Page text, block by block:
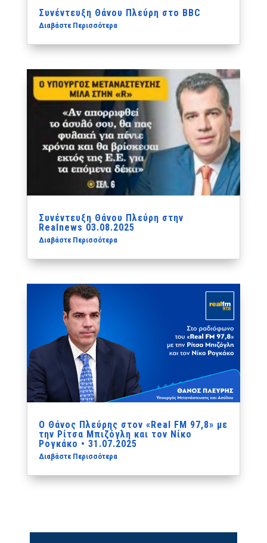
Συνέντευξη Θάνου Πλεύρη στο BBC
Διαβάστε Περισσότερα
Συνέντευξη Θάνου Πλεύρη στην
Realnews 03.08.2025
Διαβάστε Περισσότερα
Ο Θάνος Πλεύρης στον «Real FM 97,8» με
την Ρίτσα Μπιζόγλη και τον Νίκο
Ρογκάκο • 31.07.2025
Διαβάστε Περισσότερα